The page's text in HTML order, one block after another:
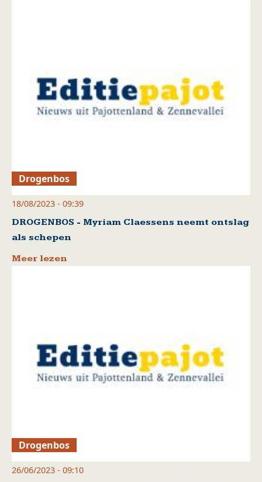
Drogenbos
18/08/2023 - 09:39
DROGENBOS - Myriam Claessens neemt ontslag
als schepen
Meer lezen
Drogenbos
26/06/2023 - 09:10